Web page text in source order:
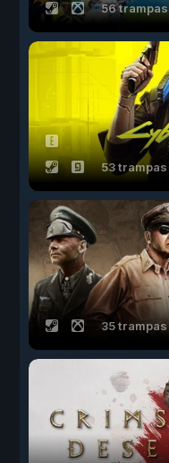
56 trampas
53 trampas
35 trampas